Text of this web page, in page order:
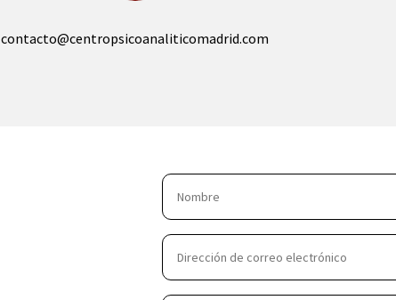
contacto@centropsicoanaliticomadrid.com